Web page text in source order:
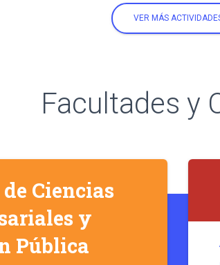
VER MÁS
Facultades y
Ciencias
y
Pública